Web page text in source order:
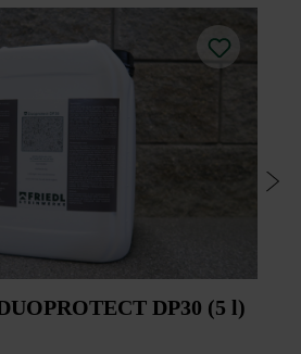
impregnáciu pomocou prípravku
dodávka je možná za
Stavebné tipy/služby.
DP30 (5 l)